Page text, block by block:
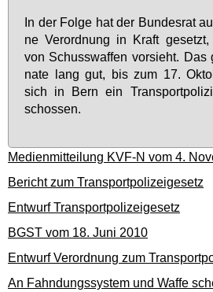
In der Fol­ge hat der Bun­des­rat
ne Ver­ord­nung in Kraft
von Schuss­waf­fen vor­sieht.
na­te lang gut, bis zum 17.
sich in Bern ein
schos­sen.
Medienmitteilung KVF-N vom 4.
Bericht zum Transportpolizeigesetz
Entwurf Transportpolizeigesetz
BGST vom 18. Juni 2010
Entwurf Verordnung zum
An Fahndungssystem und Waffe